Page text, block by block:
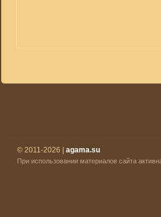
© 2011-2026 | agama.su
При использовании материалов сайта